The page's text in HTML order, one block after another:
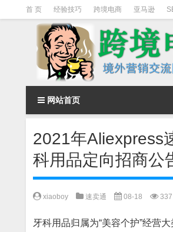
首 页 经验技巧 跨境电商 亚马逊
Facebook营销 Facebook广告 facebook
instagram营销
网站首页
2021年Aliexpress
科用品定向招商公
xiaoboy 速卖通 08-18 337
牙科用品归属为“美容个护”经营